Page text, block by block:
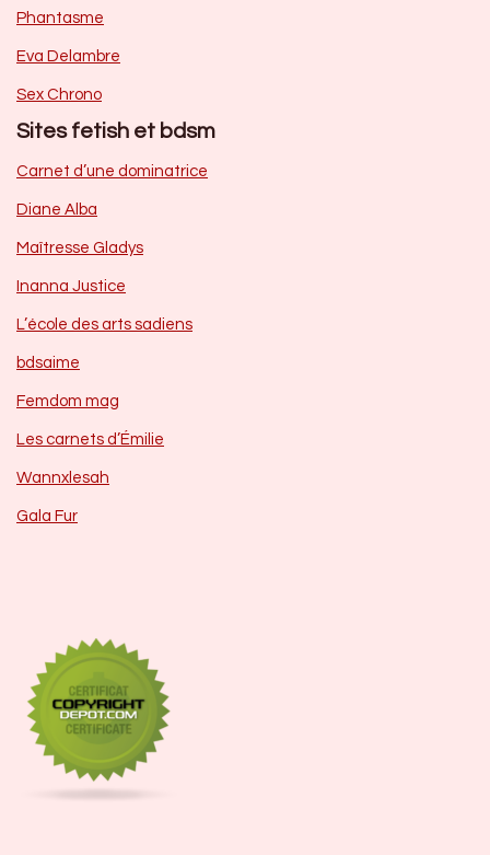
Phantasme
Eva Delambre
Sex Chrono
Sites fetish et bdsm
Carnet d’une dominatrice
Diane Alba
Maîtresse Gladys
Inanna Justice
L’école des arts sadiens
bdsaime
Femdom mag
Les carnets d’Émilie
Wannxlesah
Gala Fur